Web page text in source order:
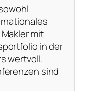
mit
in der
wertvoll.
sind